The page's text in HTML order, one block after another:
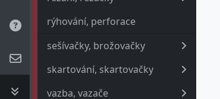
rýhování, perforace
sešívačky, brožovačky
skartování, skartovačky
vazba, vazače